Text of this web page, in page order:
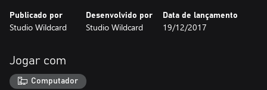
Publicado por
Studio Wildcard
Desenvolvido por
Studio Wildcard
Data de lançamento
19/12/2017
Jogar com
Computador